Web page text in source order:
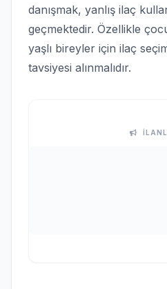
danışmak, yanlış ilaç
geçmektedir. Özellikle
yaşlı bireyler için ilaç
tavsiyesi alınmalıdır.